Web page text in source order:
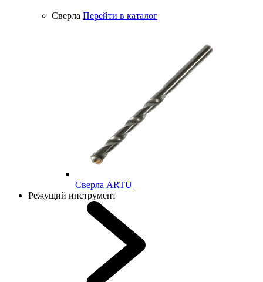
Сверла Перейти в каталог
Cверла ARTU
Режущий инструмент